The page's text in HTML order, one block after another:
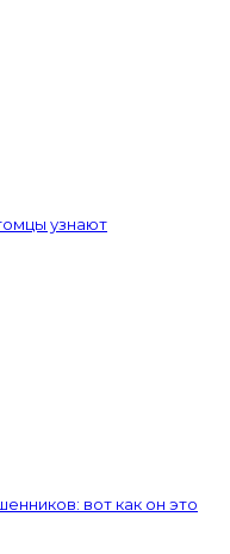
узнают
вот как он это